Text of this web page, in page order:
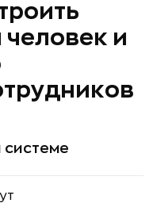
человек и
системе